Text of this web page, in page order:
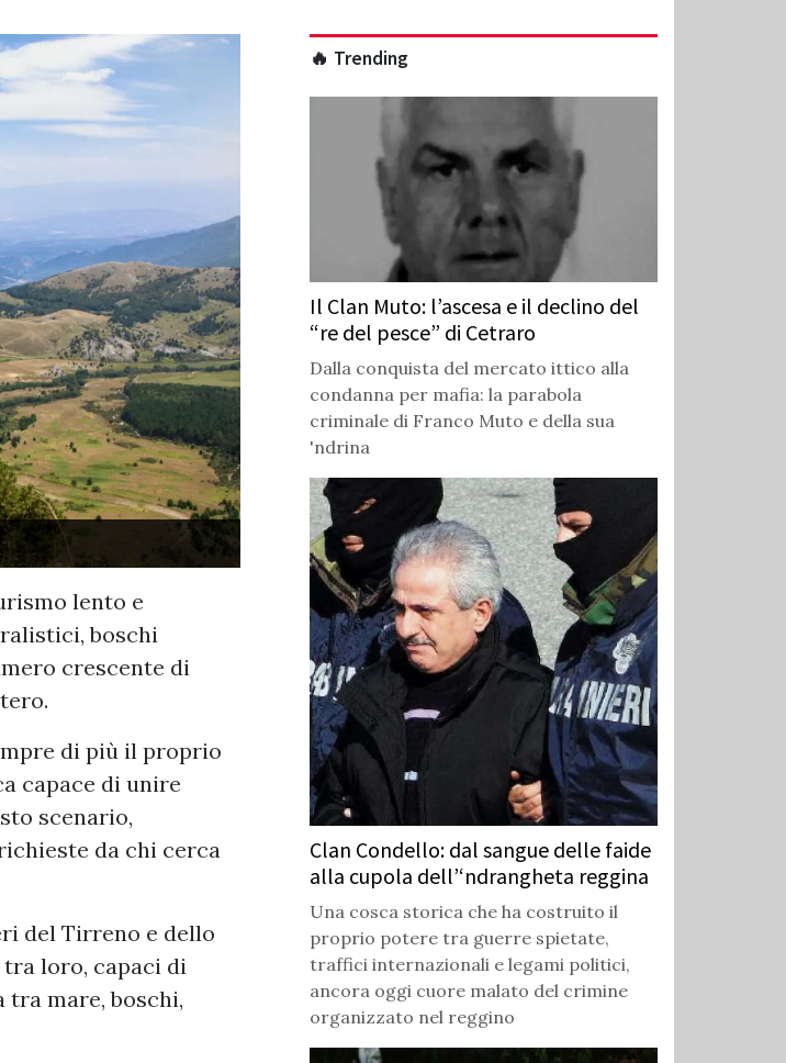
lento e
boschi
crescente di
di più il proprio
capace di unire
scenario,
da chi cerca
del Tirreno e dello
loro, capaci di
tra mare, boschi,
🔥 Trending
Il Clan Muto: l’ascesa e il declino del
“re del pesce” di Cetraro
Dalla conquista del mercato ittico alla
condanna per mafia: la parabola
criminale di Franco Muto e della sua
'ndrina
Clan Condello: dal sangue delle faide
alla cupola dell’‘ndrangheta reggina
Una cosca storica che ha costruito il
proprio potere tra guerre spietate,
traffici internazionali e legami politici,
ancora oggi cuore malato del crimine
organizzato nel reggino